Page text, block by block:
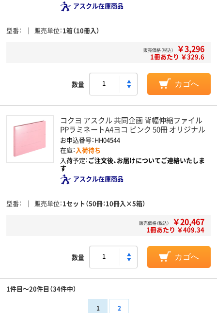
アスクル在庫商品
型番 販売単位 1箱（10冊入）
販売価格（税込） ￥3,296
1冊あたり ￥329.6
数量 カゴへ
コクヨ アスクル 共同企画 背幅伸縮ファイル
PPラミネートA4ヨコ ピンク 50冊 オリジナル
お申込番号：HH04544
在庫： 入荷待ち
入荷予定：ご注文後、お届けについてご連絡いたしま
す
アスクル在庫商品
型番 販売単位 1セット（50冊：10冊入×5箱）
販売価格（税込） ￥20,467
1冊あたり ￥409.34
数量 カゴへ
1件目～20件目（34件中）
1 2